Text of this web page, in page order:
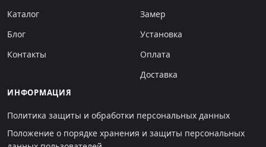
Каталог
Блог
Контакты
Замер
Установка
Оплата
Доставка
ИНФОРМАЦИЯ
Политика защиты и обработки персональных данных
Положение о порядке хранения и защиты персональных